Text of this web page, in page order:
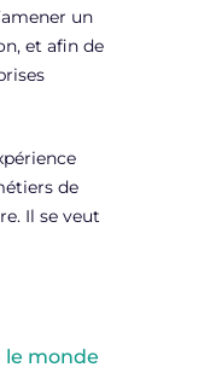
un
et afin de
de
Il se veut
le monde